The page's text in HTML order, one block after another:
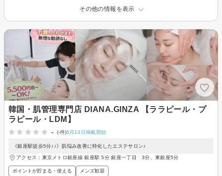
その他の情報を表示
韓国・肌管理専門店 DIANA.GINZA 【ララピール・プ
ラピール・LDM】
-
(-件)5月13日掲載開始
《銀座駅徒歩5分♪♪》肌悩み改善に特化したエステサロン♪
アクセス：東京メトロ銀座線 銀座駅 5分 銀座一丁目 3分、東銀座5分
ポイントが貯まる・使える メンズ歓迎